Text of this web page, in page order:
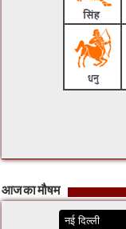
आज का मौषम
नई दिल्ली